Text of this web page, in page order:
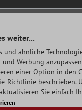
weiter...
und ähnliche
Werbung
einer Option in den
Richtlinie beschrieben.
Sie einfach